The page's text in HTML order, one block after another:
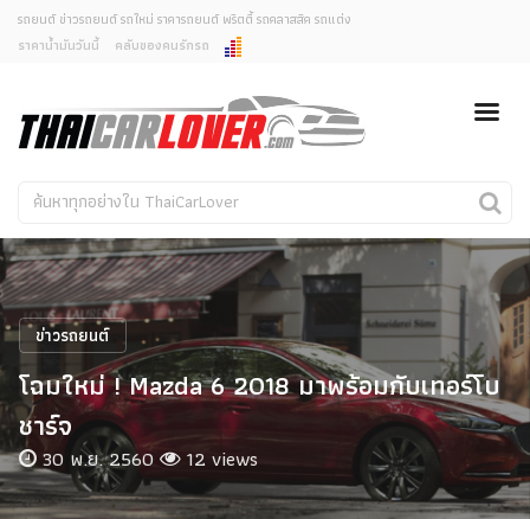
ยกเลิกการแจ้งเตือน
คุณต้องการยกเลิกการแจ้งเตือนข่าวสารเมื่อมีการอัพเดต
ใช่หรือไม่?
ไม่
รถยนต์ ข่าวรถยนต์ รถใหม่ ราคารถยนต์ พริตตี้ รถคลาสสิค รถแต่ง
ราคาน้ำมันวันนี้
คลับของคนรักรถ
รถใหม่
คนรักรถ
รถแต่ง
พริตตี้
งานแสดงรถ
Car In The Movie
สเปคราคา รถยนต์
ข่าวรถยนต์
โฉมใหม่ ! Mazda 6 2018 มาพร้อมกับเทอร์โบ
ชาร์จ
30 พ.ย. 2560 12 views